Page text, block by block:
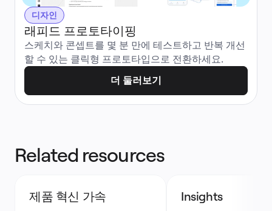
디자인
래피드 프로토타이핑
스케치와 콘셉트를 몇 분 만에 테스트하고 반복 개선
할 수 있는 클릭형 프로토타입으로 전환하세요.
더 둘러보기
Related resources
제품 혁신 가속 Insights